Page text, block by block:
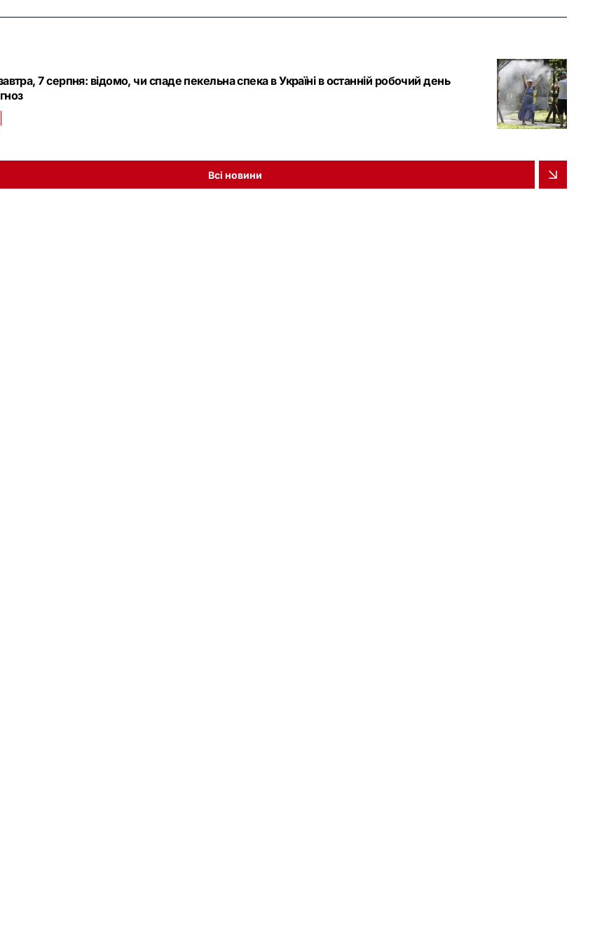
7 серпня: відомо, чи спаде пекельна спека в Україні в останній робочий день
Всі новини